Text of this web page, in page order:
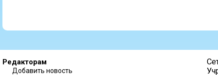
Редакторам
Добавить новость